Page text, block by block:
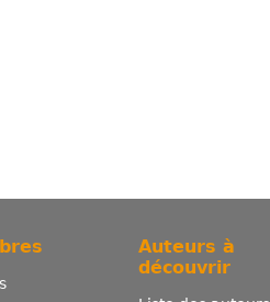
Auteurs à
découvrir